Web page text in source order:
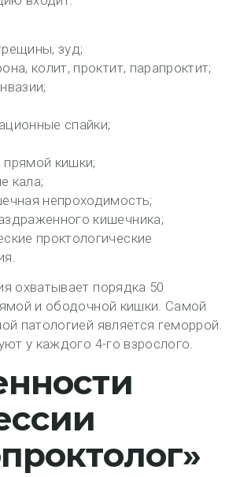
зуд;
колит, проктит, парапроктит;
спайки;
кишки;
кала;
непроходимость;
кишечника;
проктологические
охватывает порядка 50
и ободочной кишки. Самой
патологией является геморрой.
у каждого 4-го взрослого.